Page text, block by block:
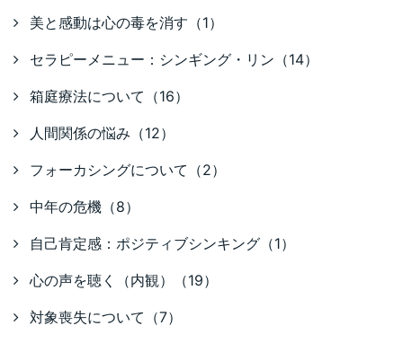
美と感動は心の毒を消す（1）
セラピーメニュー：シンギング・リン（14）
箱庭療法について（16）
人間関係の悩み（12）
フォーカシングについて（2）
中年の危機（8）
自己肯定感：ポジティブシンキング（1）
心の声を聴く（内観）（19）
対象喪失について（7）